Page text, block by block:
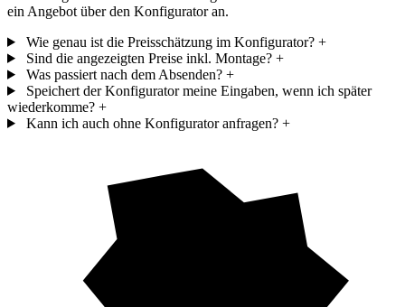
ein Angebot über den Konfigurator an.
Wie genau ist die Preis­schätzung im Konfigurator? +
Sind die angezeigten Preise inkl. Montage? +
Was passiert nach dem Absenden? +
Speichert der Konfigurator meine Eingaben, wenn ich später
wiederkomme? +
Kann ich auch ohne Konfigurator anfragen? +